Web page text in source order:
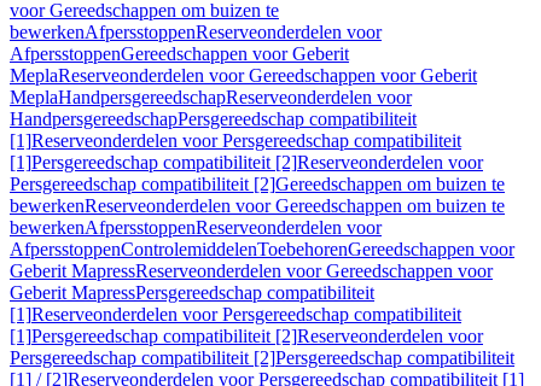
voor Gereedschappen om buizen te
bewerkenAfpersstoppenReserveonderdelen voor
AfpersstoppenGereedschappen voor Geberit
MeplaReserveonderdelen voor Gereedschappen voor Geberit
MeplaHandpersgereedschapReserveonderdelen voor
HandpersgereedschapPersgereedschap compatibiliteit
[1]Reserveonderdelen voor Persgereedschap compatibiliteit
[1]Persgereedschap compatibiliteit [2]Reserveonderdelen voor
Persgereedschap compatibiliteit [2]Gereedschappen om buizen te
bewerkenReserveonderdelen voor Gereedschappen om buizen te
bewerkenAfpersstoppenReserveonderdelen voor
AfpersstoppenControlemiddelenToebehorenGereedschappen voor
Geberit MapressReserveonderdelen voor Gereedschappen voor
Geberit MapressPersgereedschap compatibiliteit
[1]Reserveonderdelen voor Persgereedschap compatibiliteit
[1]Persgereedschap compatibiliteit [2]Reserveonderdelen voor
Persgereedschap compatibiliteit [2]Persgereedschap compatibiliteit
[1] / [2]Reserveonderdelen voor Persgereedschap compatibiliteit [1]